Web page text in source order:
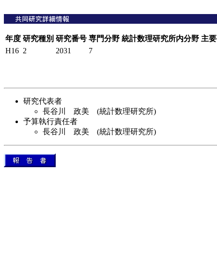
年度 研究種別 研究番号 専門分野 統計数理研究所内分野 主
H16 2 2031 7
研究代表者
長谷川 政美 (統計数理研究所)
予算執行責任者
長谷川 政美 (統計数理研究所)